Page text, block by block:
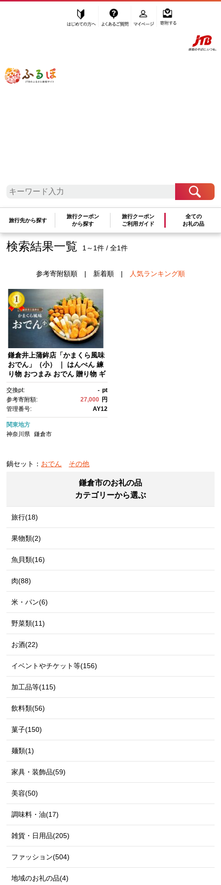
ふるぽ JTBのふるさと納税サイト
旅行先から探す
旅行クーポン
から探す
旅行クーポン
ご利用ガイド
全ての
お礼の品
検索結果一覧 1～1件 / 全1件
参考寄附額順| 新着順| 人気ランキング順
鎌倉井上蒲鉾店「かまくら風味
おでん」（小） ｜ はんぺん 練
り物 おつまみ おでん 贈り物 ギ
せ ご当地 伝統 お取り寄せ 冷
凍 冷凍便 送料無料 神奈川 鎌倉
交換pt: - pt
参考寄附額:
27,000 円
管理番号:
AY12
関東地方
神奈川県
鎌倉市
鍋セット： おでん その他
鎌倉市のお礼の品
カテゴリーから選ぶ
旅行(18)
果物類(2)
魚貝類(16)
肉(88)
米・パン(6)
野菜類(11)
お酒(22)
イベントやチケット等(156)
加工品等(115)
飲料類(56)
菓子(150)
麺類(1)
家具・装飾品(59)
美容(50)
調味料・油(17)
雑貨・日用品(205)
ファッション(504)
地域のお礼の品(4)